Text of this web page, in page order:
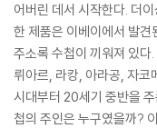
어버린 데서 시작한다. 더
한 제품은 이베이에서 발
주소록 수첩이 끼워져 있다
뤼아르, 라캉, 아라공, 자코
시대부터 20세기 중반을
첩의 주인은 누구였을까?